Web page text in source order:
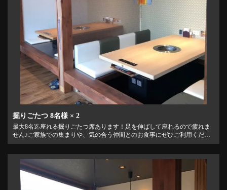
掘りごたつ 8名様 × 2
最大8名迄座れる掘りごたつ席あります！足を伸ばして座れるので疲れま
せん♪ご家族での集まりや、気の合う仲間とのお食事にぜひご利用くださ
い。